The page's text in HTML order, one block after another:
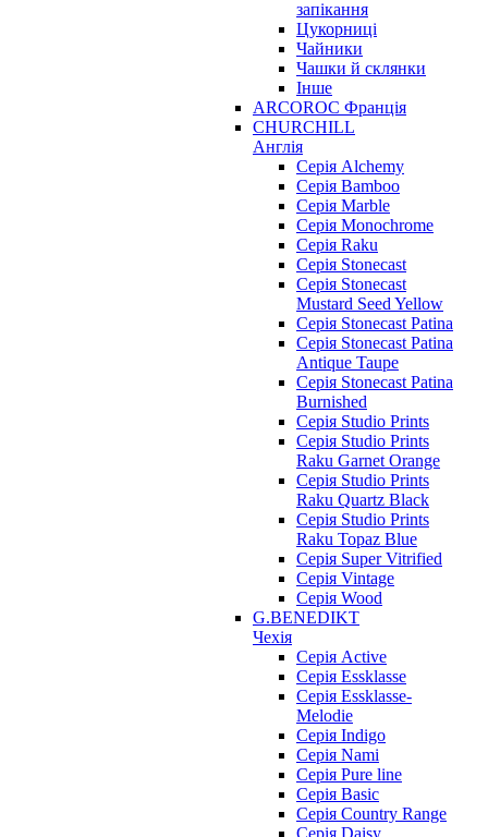
запікання
Цукорниці
Чайники
Чашки й склянки
Інше
ARCOROC Франція
CHURCHILL
Англія
Серія Alchemy
Серія Bamboo
Серія Marble
Серія Monochrome
Серія Raku
Серія Stonecast
Серія Stonecast
Mustard Seed Yellow
Серія Stonecast Patina
Серія Stonecast Patina
Antique Taupe
Серія Stonecast Patina
Burnished
Серія Studio Prints
Серія Studio Prints
Raku Garnet Orange
Серія Studio Prints
Raku Quartz Black
Серія Studio Prints
Raku Topaz Blue
Серія Super Vitrified
Серія Vintage
Серія Wood
G.BENEDIKT
Чехія
Cерія Active
Cерія Essklasse
Cерія Essklasse-
Melodie
Cерія Indigo
Cерія Nami
Cерія Pure line
Серія Basic
Серія Country Range